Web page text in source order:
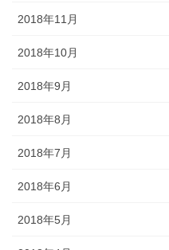
2018年11月
2018年10月
2018年9月
2018年8月
2018年7月
2018年6月
2018年5月